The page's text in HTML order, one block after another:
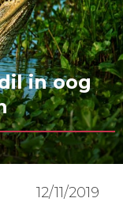
in oog
12/11/2019